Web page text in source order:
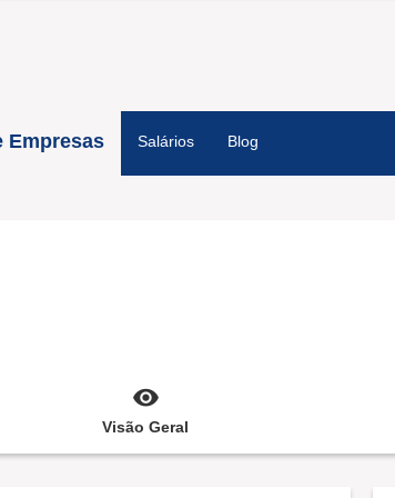
Empresas Salários Blog
Visão Geral